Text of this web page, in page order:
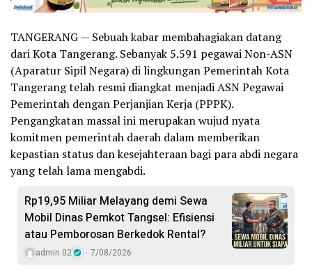
TANGERANG — Sebuah kabar membahagiakan datang
dari Kota Tangerang. Sebanyak 5.591 pegawai Non-ASN
(Aparatur Sipil Negara) di lingkungan Pemerintah Kota
Tangerang telah resmi diangkat menjadi ASN Pegawai
Pemerintah dengan Perjanjian Kerja (PPPK).
Pengangkatan massal ini merupakan wujud nyata
komitmen pemerintah daerah dalam memberikan
kepastian status dan kesejahteraan bagi para abdi negara
yang telah lama mengabdi.
Rp19,95 Miliar Melayang demi Sewa
Mobil Dinas Pemkot Tangsel: Efisiensi
atau Pemborosan Berkedok Rental?
admin 02 7/08/2026